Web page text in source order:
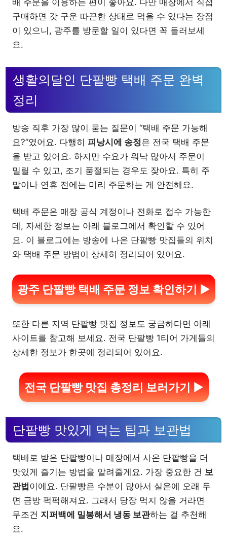
배 주문을 이용하는 편이 좋아요. 다만 매장에서 직접
구매하면 갓 구운 따끈한 상태로 먹을 수 있다는 장점
이 있으니, 광주를 방문할 일이 있다면 꼭 들러보세
요.
생활의달인 단팥빵 택배 주문 완벽
정리
방송 직후 가장 많이 묻는 질문이 “택배 주문 가능해
요?”였어요. 다행히 피낭시에 송정은 전국 택배 주문
을 받고 있어요. 하지만 수요가 워낙 많아서 주문이
밀릴 수 있고, 조기 품절되는 경우도 잦아요. 특히 주
말이나 연휴 전에는 미리 주문하는 게 안전해요.
택배 주문은 매장 공식 계정이나 전화로 접수 가능한
데, 자세한 정보는 아래 블로그에서 확인할 수 있어
요. 이 블로그에는 방송에 나온 단팥빵 맛집들의 위치
와 택배 주문 방법이 상세히 정리되어 있어요.
광주 단팥빵 택배 주문 정보 확인하기 ▶
또한 다른 지역 단팥빵 맛집 정보도 궁금하다면 아래
사이트를 참고해 보세요. 전국 단팥빵 1티어 가게들의
상세한 정보가 한곳에 정리되어 있어요.
전국 단팥빵 맛집 총정리 보러가기 ▶
단팥빵 맛있게 먹는 팁과 보관법
택배로 받은 단팥빵이나 매장에서 사온 단팥빵을 더
맛있게 즐기는 방법을 알려줄게요. 가장 중요한 건 보
관법이에요. 단팥빵은 수분이 많아서 실온에 오래 두
면 금방 퍽퍽해져요. 그래서 당장 먹지 않을 거라면
무조건 지퍼백에 밀봉해서 냉동 보관하는 걸 추천해
요.